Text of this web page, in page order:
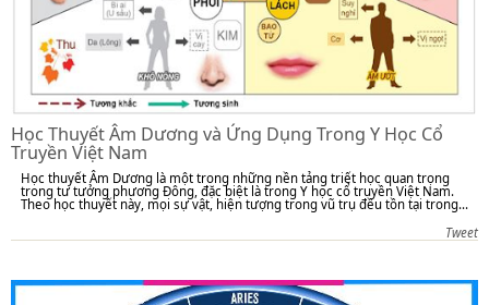
Học Thuyết Âm Dương và Ứng Dụng Trong Y Học Cổ
Truyền Việt Nam
Học thuyết Âm Dương là một trong những nền tảng triết học quan trọng
trong tư tưởng phương Đông, đặc biệt là trong Y học cổ truyền Việt Nam.
Theo học thuyết này, mọi sự vật, hiện tượng trong vũ trụ đều tồn tại trong...
Tweet